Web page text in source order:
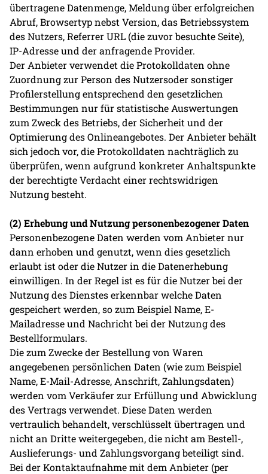
übertragene Datenmenge, Meldung über erfolgreichen
Abruf, Browsertyp nebst Version, das Betriebssystem
des Nutzers, Referrer URL (die zuvor besuchte Seite),
IP-Adresse und der anfragende Provider.
Der Anbieter verwendet die Protokolldaten ohne
Zuordnung zur Person des Nutzersoder sonstiger
Profilerstellung entsprechend den gesetzlichen
Bestimmungen nur für statistische Auswertungen
zum Zweck des Betriebs, der Sicherheit und der
Optimierung des Onlineangebotes. Der Anbieter behält
sich jedoch vor, die Protokolldaten nachträglich zu
überprüfen, wenn aufgrund konkreter Anhaltspunkte
der berechtigte Verdacht einer rechtswidrigen
Nutzung besteht.
(2) Erhebung und Nutzung personenbezogener Daten
Personenbezogene Daten werden vom Anbieter nur
dann erhoben und genutzt, wenn dies gesetzlich
erlaubt ist oder die Nutzer in die Datenerhebung
einwilligen. In der Regel ist es für die Nutzer bei der
Nutzung des Dienstes erkennbar welche Daten
gespeichert werden, so zum Beispiel Name, E-
Mailadresse und Nachricht bei der Nutzung des
Bestellformulars.
Die zum Zwecke der Bestellung von Waren
angegebenen persönlichen Daten (wie zum Beispiel
Name, E-Mail-Adresse, Anschrift, Zahlungsdaten)
werden vom Verkäufer zur Erfüllung und Abwicklung
des Vertrags verwendet. Diese Daten werden
vertraulich behandelt, verschlüsselt übertragen und
nicht an Dritte weitergegeben, die nicht am Bestell-,
Auslieferungs- und Zahlungsvorgang beteiligt sind.
Bei der Kontaktaufnahme mit dem Anbieter (per